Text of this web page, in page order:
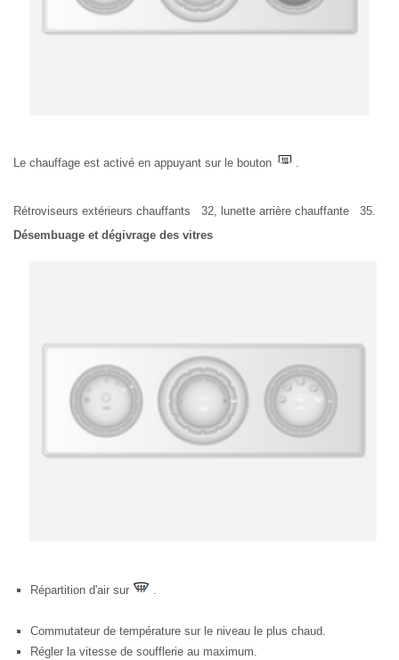
Le chauffage est activé en appuyant sur le bouton .
Rétroviseurs extérieurs chauffants 32, lunette arrière chauffante 35.
Désembuage et dégivrage des vitres
Répartition d'air sur .
Commutateur de température sur le niveau le plus chaud.
Régler la vitesse de soufflerie au maximum.